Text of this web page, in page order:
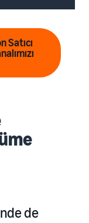
Satıcı
de